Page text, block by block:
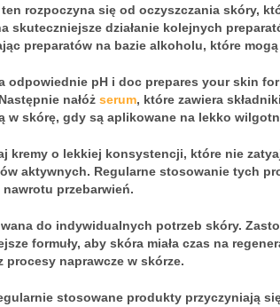
rozpoczyna się od oczyszczania skóry,
skuteczniejsze działanie kolejnych
preparatów na bazie alkoholu, które
odpowiednie pH i doc prepares your skin
nałóż serum, które zawiera
w skórę, gdy są aplikowane na lekko
kremy o lekkiej konsystencji, które nie
aktywnych. Regularne stosowanie tych
przebarwień.
do indywidualnych potrzeb skóry.
formuły, aby skóra miała czas na
naprawcze w skórze.
stosowane produkty przyczyniają